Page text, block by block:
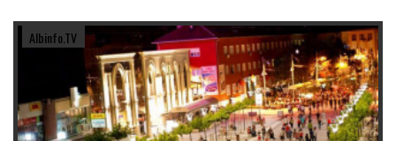
Albinfo.TV